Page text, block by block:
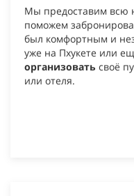
Мы предоставим всю
поможем
был комфортным и
уже на Пхукете или
организовать своё
или отеля.